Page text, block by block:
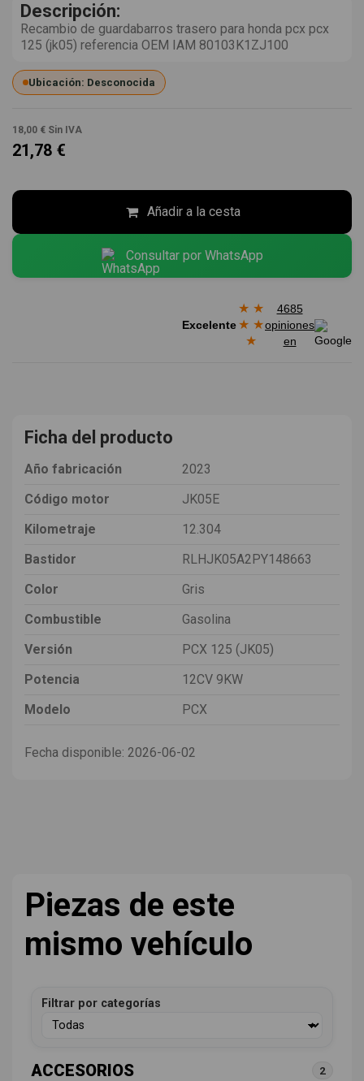
Descripción:
Recambio de guardabarros trasero para honda pcx pcx
125 (jk05) referencia OEM IAM 80103K1ZJ100
Ubicación: Desconocida
18,00 € Sin IVA
21,78 €
Añadir a la cesta
Consultar por WhatsApp
Excelente
★ ★
★ ★
★
4685
opiniones
en
Ficha del producto
Año fabricación
2023
Código motor
JK05E
Kilometraje
12.304
Bastidor
RLHJK05A2PY148663
Color
Gris
Combustible
Gasolina
Versión
PCX 125 (JK05)
Potencia
12CV 9KW
Modelo
PCX
Fecha disponible: 2026-06-02
Piezas de este
mismo vehículo
Filtrar por categorías
ACCESORIOS 2